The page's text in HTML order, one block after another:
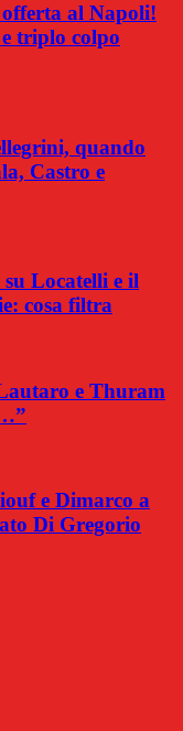
al Napoli!
triplo colpo
quando
Castro e
Locatelli e il
cosa filtra
e Thuram
e Dimarco a
Di Gregorio